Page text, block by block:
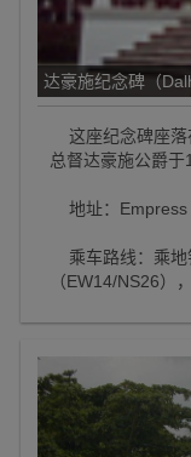
达豪施纪念碑（
这座纪念碑座落
总督达豪施公爵于
地址：Empress
乘车路线：乘地
（EW14/NS26）